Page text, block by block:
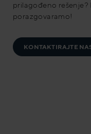
prilagođeno
porazgovaramo!
KONTAKTIRAJTE